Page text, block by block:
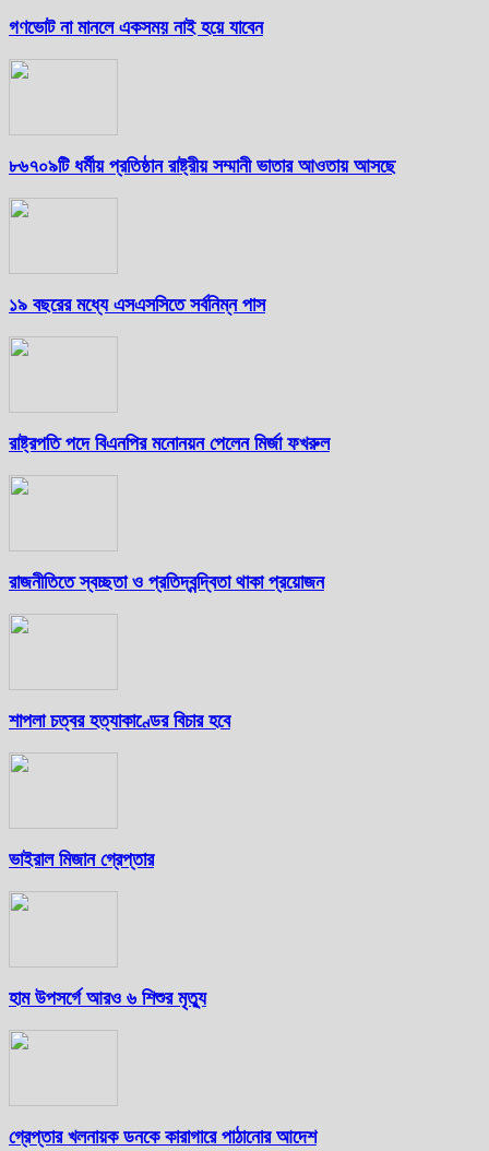
গণভোট না মানলে একসময় নাই হয়ে যাবেন
৮৬৭০৯টি ধর্মীয় প্রতিষ্ঠান রাষ্ট্রীয় সম্মানী ভাতার আওতায় আসছে
১৯ বছরের মধ্যে এসএসসিতে সর্বনিম্ন পাস
রাষ্ট্রপতি পদে বিএনপির মনোনয়ন পেলেন মির্জা ফখরুল
রাজনীতিতে স্বচ্ছতা ও প্রতিদ্বন্দ্বিতা থাকা প্রয়োজন
শাপলা চত্বর হত্যাকাণ্ডের বিচার হবে
ভাইরাল মিজান গ্রেপ্তার
হাম উপসর্গে আরও ৬ শিশুর মৃত্যু
গ্রেপ্তার খলনায়ক ডনকে কারাগারে পাঠানোর আদেশ